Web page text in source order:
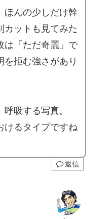
ほんの少しだけ幹
カットも見てみた
は「ただ奇麗」で
を拒む強さがあり
吸する写真。
けるタイプですね
返信